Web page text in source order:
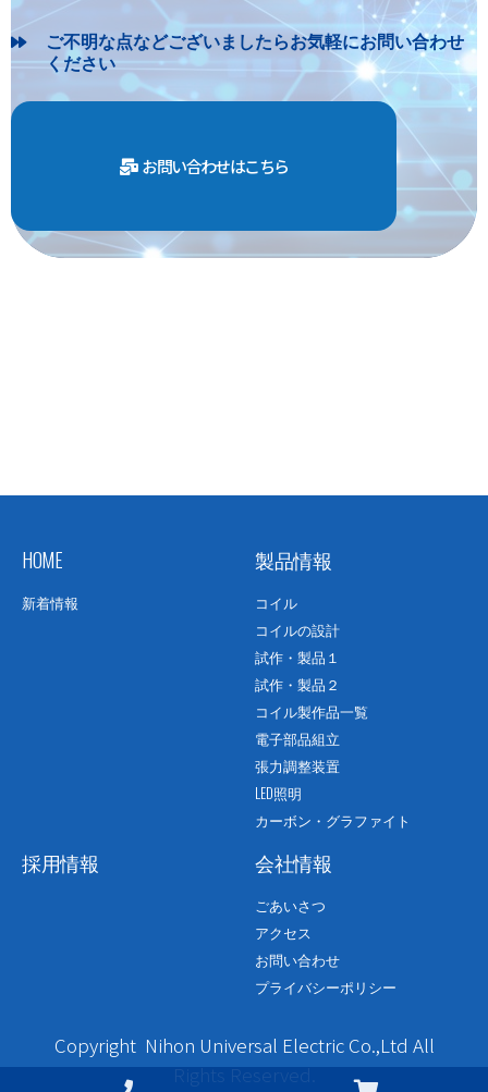
ご不明な点などございましたらお気軽にお問い合わせ
ください
お問い合わせはこちら
HOME
新着情報
製品情報
コイル
コイルの設計
試作・製品１
試作・製品２
コイル製作品一覧
電子部品組立
張力調整装置
LED照明
カーボン・グラファイト
採用情報 会社情報
ごあいさつ
アクセス
お問い合わせ
プライバシーポリシー
Copyright Nihon Universal Electric Co.,Ltd All
Rights Reserved.